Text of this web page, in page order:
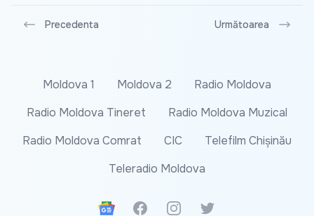
Precedenta Următoarea
Moldova 1 Moldova 2
Radio Moldova
Radio Moldova Tineret
Radio Moldova Muzical
Radio Moldova Comrat
CIC
Telefilm Chișinău
Teleradio Moldova
Google News
FacebookInstagramTwitter